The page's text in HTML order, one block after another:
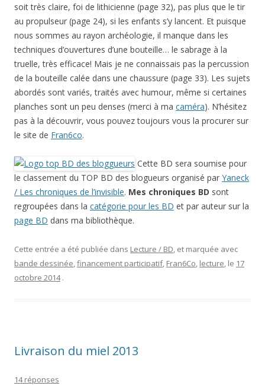
soit très claire, foi de lithicienne (page 32), pas plus que le tir
au propulseur (page 24), si les enfants s’y lancent. Et puisque
nous sommes au rayon archéologie, il manque dans les
techniques d’ouvertures d’une bouteille… le sabrage à la
truelle, très efficace! Mais je ne connaissais pas la percussion
de la bouteille calée dans une chaussure (page 33). Les sujets
abordés sont variés, traités avec humour, même si certaines
planches sont un peu denses (merci à ma caméra). N’hésitez
pas à la découvrir, vous pouvez toujours vous la procurer sur
le site de Fran6co.
Cette BD sera soumise pour
le classement du TOP BD des blogueurs organisé par Yaneck
/ Les chroniques de l’invisible. Mes chroniques BD sont
regroupées dans la catégorie pour les BD et par auteur sur la
page BD dans ma bibliothèque.
Cette entrée a été publiée dans Lecture / BD, et marquée avec
bande dessinée,financement participatif, Fran6Co, lecture, le 17
octobre 2014 .
Livraison du miel 2013
14 réponses